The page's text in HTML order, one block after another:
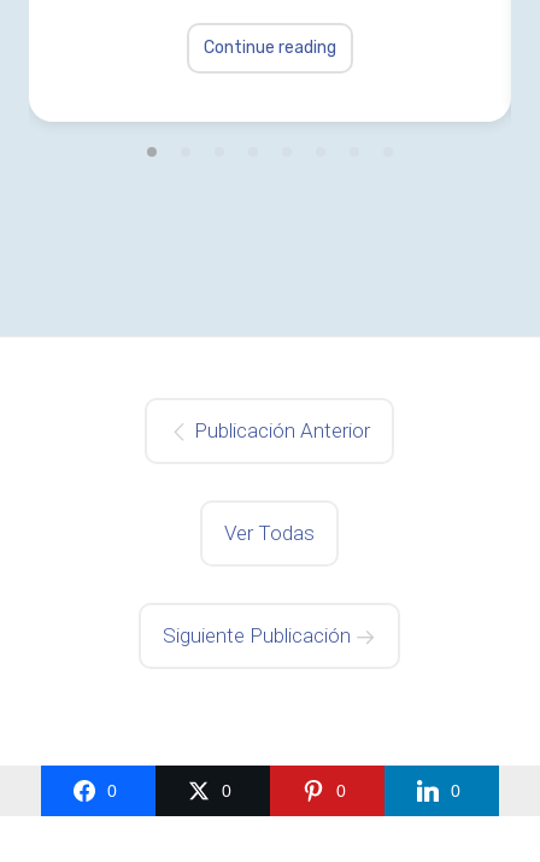
Continue reading
Publicación Anterior
Ver Todas
Siguiente Publicación
0 0 0 0